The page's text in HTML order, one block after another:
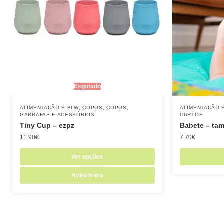
Esgotado
ALIMENTAÇÃO E BLW,COPOS ,COPOS,
GARRAFAS E ACESSÓRIOS
Tiny Cup – ezpz
11.90€
Ver opções
Avisem-me
ALIMENTAÇÃO
CURTOS
Babete –
7.70€